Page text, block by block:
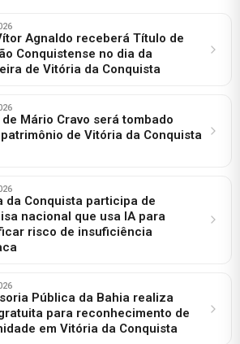
Agnaldo receberá Título de
Conquistense no dia da
de Vitória da Conquista
Mário Cravo será tombado
de Vitória da Conquista
da Conquista participa de
nacional que usa IA para
risco de insuficiência
Pública da Bahia realiza
para reconhecimento de
em Vitória da Conquista